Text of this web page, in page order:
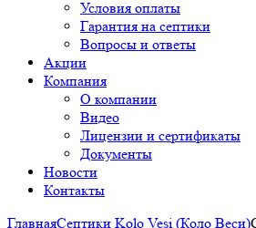
Условия оплаты
Гарантия на септики
Вопросы и ответы
Акции
Компания
О компании
Видео
Лицензии и сертификаты
Документы
Новости
Контакты
ГлавнаяСептики Kolo Vesi (Коло Веси)